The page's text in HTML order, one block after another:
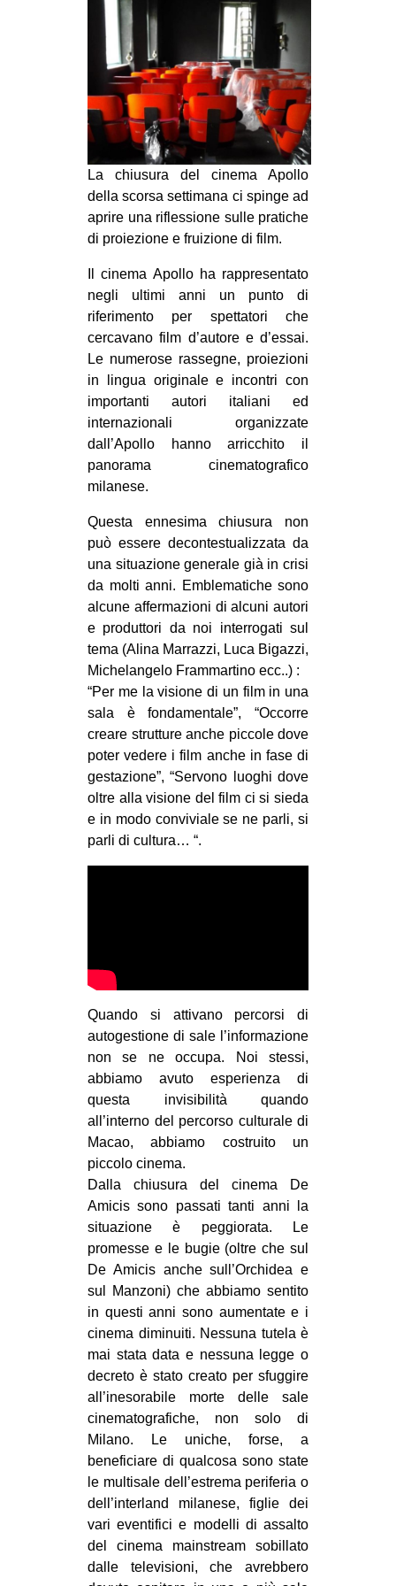
MILANO
MOBILITAZIONI
SPAZI
SPORT POPOLARE
MOVIMENTI
AMBIENTE
ANTIFASCISMO
DIRITTO ALL’ABITARE
MIGRAZIONI
PRECARIATO
STUDENTI
CULTURE
ARTE
CINEMA
MUSICA
RECENSIONI
INTERNAZIONALE
AFRICA
ESTREMO ORIENTE
EUROPA
MEDIO ORIENTE
MONDO
EVENTI
ms
SEARCH
La chiusura del cinema Apollo
della scorsa settimana ci spinge ad
aprire una riflessione sulle pratiche
di proiezione e fruizione di film.
Il cinema Apollo ha rappresentato
negli ultimi anni un punto di
riferimento per spettatori che
cercavano film d’autore e d’essai.
Le numerose rassegne, proiezioni
in lingua originale e incontri con
importanti autori italiani ed
internazionali organizzate
dall’Apollo hanno arricchito il
panorama cinematografico
milanese.
Questa ennesima chiusura non
può essere decontestualizzata da
una situazione generale già in crisi
da molti anni. Emblematiche sono
alcune affermazioni di alcuni autori
e produttori da noi interrogati sul
tema (Alina Marrazzi, Luca Bigazzi,
Michelangelo Frammartino ecc..) :
“Per me la visione di un film in una
sala è fondamentale”, “Occorre
creare strutture anche piccole dove
poter vedere i film anche in fase di
gestazione”, “Servono luoghi dove
oltre alla visione del film ci si sieda
e in modo conviviale se ne parli, si
parli di cultura… “.
Quando si attivano percorsi di
autogestione di sale l’informazione
non se ne occupa. Noi stessi,
abbiamo avuto esperienza di
questa invisibilità quando
all’interno del percorso culturale di
Macao, abbiamo costruito un
piccolo cinema.
Dalla chiusura del cinema De
Amicis sono passati tanti anni la
situazione è peggiorata. Le
promesse e le bugie (oltre che sul
De Amicis anche sull’Orchidea e
sul Manzoni) che abbiamo sentito
in questi anni sono aumentate e i
cinema diminuiti. Nessuna tutela è
mai stata data e nessuna legge o
decreto è stato creato per sfuggire
all’inesorabile morte delle sale
cinematografiche, non solo di
Milano. Le uniche, forse, a
beneficiare di qualcosa sono state
le multisale dell’estrema periferia o
dell’interland milanese, figlie dei
vari eventifici e modelli di assalto
del cinema mainstream sobillato
dalle televisioni, che avrebbero